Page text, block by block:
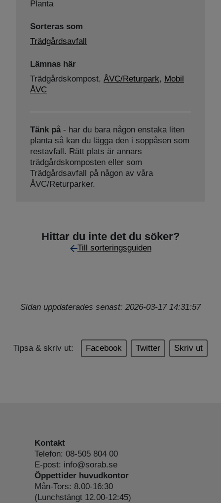
Planta
Sorteras som
Trädgårds­avfall
Lämnas här
Trädgårdskompost, ÅVC/Returpark, Mobil
ÅVC
Tänk på- har du bara någon enstaka liten
planta så kan du lägga den i soppåsen som
restavfall. Rätt plats är annars
trädgårdskomposten eller som
Trädgårdsavfall på någon av våra
ÅVC/Returparker.
Hittar du inte det du söker?
Till sorteringsguiden
Sidan uppdaterades senast: 2026-03-17 14:31:57
Tipsa & skriv ut: Facebook Twitter Skriv ut
Kontakt
Telefon: 08-505 804 00
E-post: info@sorab.se
Öppettider huvudkontor
Mån-Tors: 8.00-16:30
(Lunchstängt 12.00-12:45)